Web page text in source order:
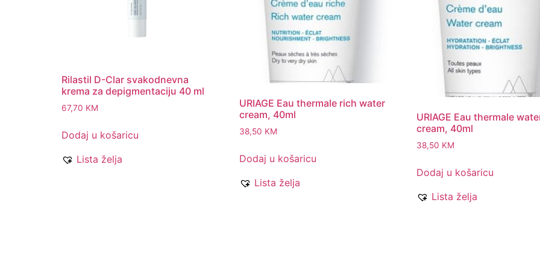
Rilastil D-Clar svakodnevna
krema za depigmentaciju 40 ml
67,70 KM
Dodaj u košaricu
Lista želja
URIAGE Eau thermale rich water
cream, 40ml
38,50 KM
Dodaj u košaricu
Lista želja
URIAGE Eau thermale
cream, 40ml
38,50 KM
Dodaj u košaricu
Lista želja